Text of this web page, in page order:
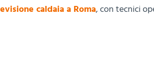
caldaia a Roma, con tecnici